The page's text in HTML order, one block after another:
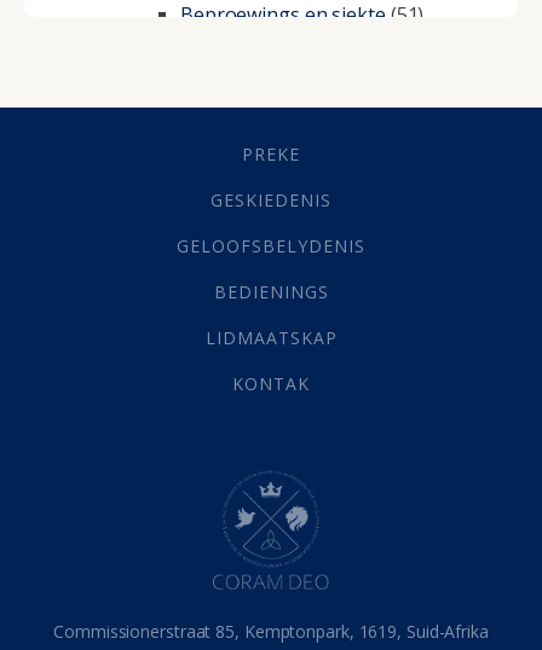
Beproewings en siekte (51)
Geestelike Groei(10)
(21)
Grys Areas(4)
Lewensdoel(3)
Selfondersoek(1)
Werk(22)
(142)
Hemel (31)
Israel (14)
Millennium(1)
Oordeelsdag(19)
Verheerlikte liggaam
PREKE
GESKIEDENIS
GELOOFSBELYDENIS
BEDIENINGS
LIDMAATSKAP
KONTAK
Commissionerstraat 85, Kemptonpark, 1619, Suid-Afrika